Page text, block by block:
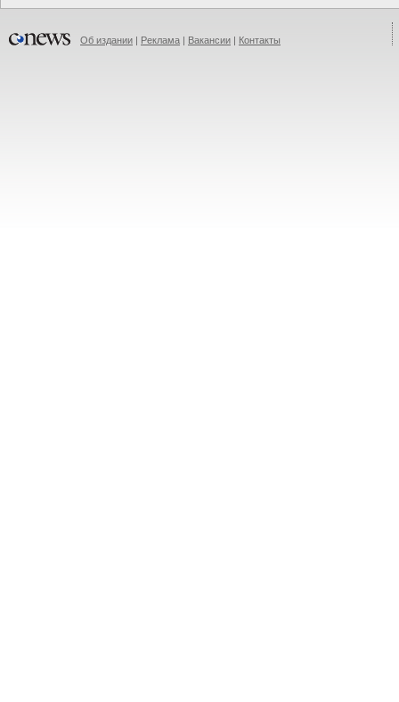
Об издании | Реклама | Вакансии | Контакты